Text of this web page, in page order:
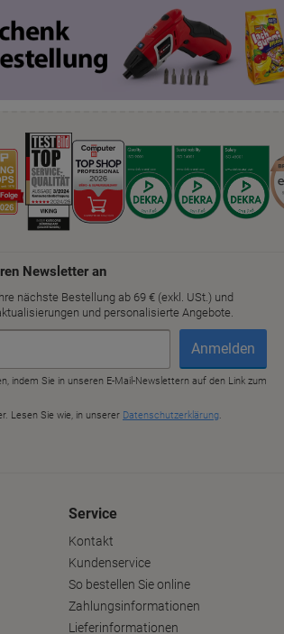
Service
Kontakt
Kundenservice
So bestellen Sie online
Zahlungsinformationen
Lieferinformationen